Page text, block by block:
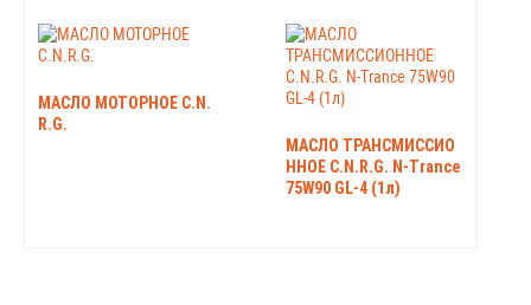
МАСЛО МОТОРНОЕ C.N.
R.G.
МАСЛО ТРАНСМИССИО
ННОЕ C.N.R.G. N-Trance
75W90 GL-4 (1л)